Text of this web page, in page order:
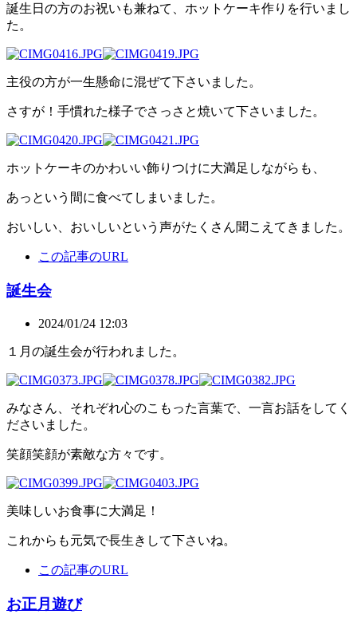
誕生日の方のお祝いも兼ねて、ホットケーキ作りを行いまし
た。
主役の方が一生懸命に混ぜて下さいました。
さすが！手慣れた様子でさっさと焼いて下さいました。
ホットケーキのかわいい飾りつけに大満足しながらも、
あっという間に食べてしまいました。
おいしい、おいしいという声がたくさん聞こえてきました。
この記事のURL
誕生会
2024/01/24 12:03
１月の誕生会が行われました。
みなさん、それぞれ心のこもった言葉で、一言お話をしてく
ださいました。
笑顔笑顔が素敵な方々です。
美味しいお食事に大満足！
これからも元気で長生きして下さいね。
この記事のURL
お正月遊び